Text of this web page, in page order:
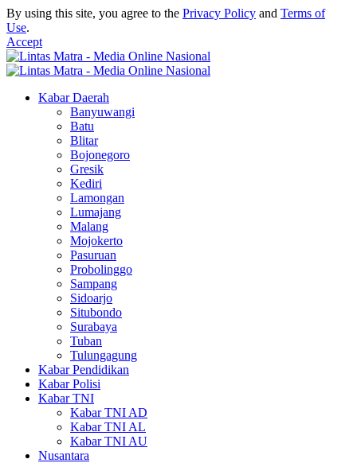
By using this site, you agree to the Privacy Policy and Terms of
Use.
Accept
Kabar Daerah
Banyuwangi
Batu
Blitar
Bojonegoro
Gresik
Kediri
Lamongan
Lumajang
Malang
Mojokerto
Pasuruan
Probolinggo
Sampang
Sidoarjo
Situbondo
Surabaya
Tuban
Tulungagung
Kabar Pendidikan
Kabar Polisi
Kabar TNI
Kabar TNI AD
Kabar TNI AL
Kabar TNI AU
Nusantara